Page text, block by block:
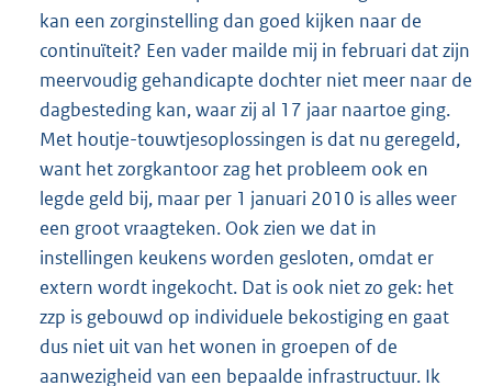
kan een zorginstelling dan goed kijken naar de
continuïteit? Een vader mailde mij in februari dat zijn
meervoudig gehandicapte dochter niet meer naar de
dagbesteding kan, waar zij al 17 jaar naartoe ging.
Met houtje-touwtjesoplossingen is dat nu geregeld,
want het zorgkantoor zag het probleem ook en
legde geld bij, maar per 1 januari 2010 is alles weer
een groot vraagteken. Ook zien we dat in
instellingen keukens worden gesloten, omdat er
extern wordt ingekocht. Dat is ook niet zo gek: het
zzp is gebouwd op individuele bekostiging en gaat
dus niet uit van het wonen in groepen of de
aanwezigheid van een bepaalde infrastructuur. Ik